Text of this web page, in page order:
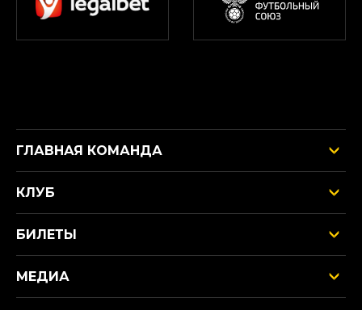
ГЛАВНАЯ КОМАНДА
КЛУБ
БИЛЕТЫ
МЕДИА